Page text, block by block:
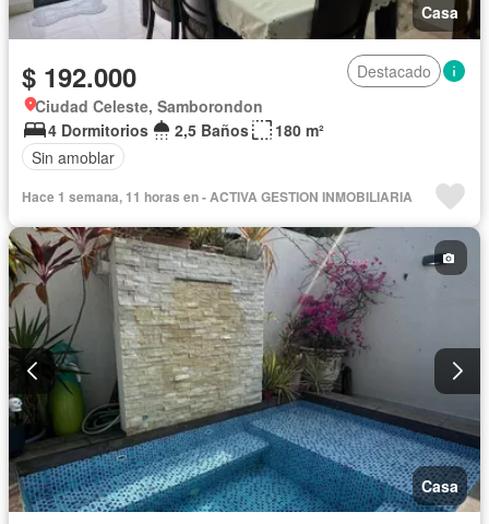
Casa
$ 192.000
Destacado
Ciudad Celeste, Samborondon
4 Dormitorios
2,5 Baños
180 m²
Sin amoblar
Hace 1 semana, 11 horas en - ACTIVA GESTION INMOBILIARIA
Casa